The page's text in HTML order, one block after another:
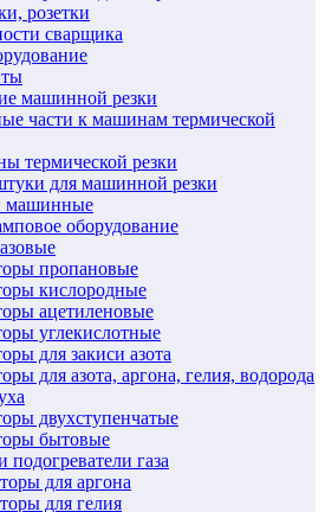
розетки
сварщика
машинной резки
части к машинам термической
термической резки
для машинной резки
машинные
оборудование
пропановые
кислородные
ацетиленовые
углекислотные
для закиси азота
для азота, аргона, гелия, водорода
двухступенчатые
бытовые
подогреватели газа
для аргона
для гелия